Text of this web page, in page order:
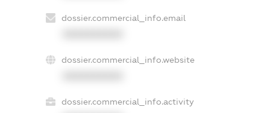
dossier.commercial_info.email
dossier.commercial_info.website
dossier.commercial_info.activity